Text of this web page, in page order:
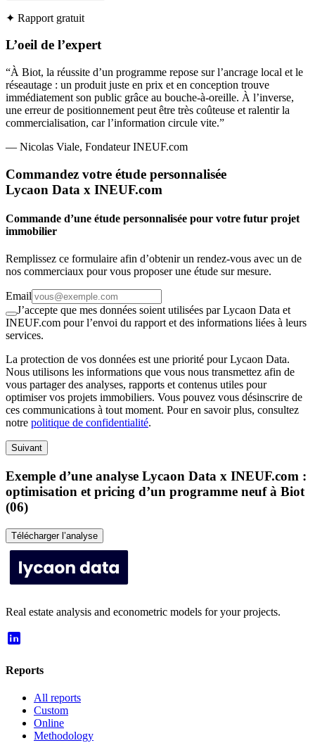
✦ Rapport gratuit
L’oeil de l’expert
“À Biot, la réussite d’un programme repose sur l’ancrage local et le
réseautage : un produit juste en prix et en conception trouve
immédiatement son public grâce au bouche-à-oreille. À l’inverse,
une erreur de positionnement peut être très coûteuse et ralentir la
commercialisation, car l’information circule vite.”
— Nicolas Viale, Fondateur INEUF.com
Commandez votre étude personnalisée
Lycaon Data x INEUF.com
Commande d’une étude personnalisée pour votre futur projet
immobilier
Remplissez ce formulaire afin d’obtenir un rendez-vous avec un de
nos commerciaux pour vous proposer une étude sur mesure.
Email
J’accepte que mes données soient utilisées par Lycaon Data et
INEUF.com pour l’envoi du rapport et des informations liées à leurs
services.
La protection de vos données est une priorité pour Lycaon Data.
Nous utilisons les informations que vous nous transmettez afin de
vous partager des analyses, rapports et contenus utiles pour
optimiser vos projets immobiliers. Vous pouvez vous désinscrire de
ces communications à tout moment. Pour en savoir plus, consultez
notre politique de confidentialité.
Suivant
Exemple d’une analyse Lycaon Data x INEUF.com :
optimisation et pricing d’un programme neuf à Biot
(06)
Télécharger l’analyse
Real estate analysis and econometric models for your projects.
Reports
All reports
Custom
Online
Methodology